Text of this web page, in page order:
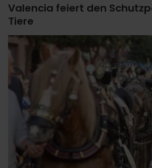
Valencia feiert den
Tiere